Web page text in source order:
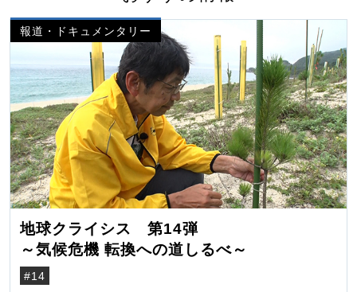
報道・ドキュメンタリー
地球クライシス 第14弾
～気候危機 転換への道しるべ～
#14